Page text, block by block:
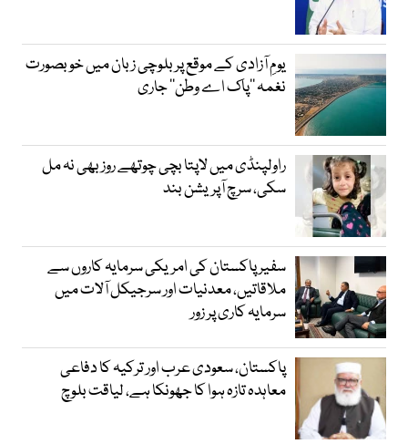
یومِ آزادی کے موقع پر بلوچی زبان میں خوبصورت
نغمہ ’’پاک اے وطن‘‘ جاری
راولپنڈی میں لاپتا بچی چوتھے روز بھی نہ مل
سکی، سرچ آپریشن بند
سفیر پاکستان کی امریکی سرمایہ کاروں سے
ملاقاتیں، معدنیات اور سرجیکل آلات میں
سرمایہ کاری پر زور
پاکستان، سعودی عرب اور ترکیہ کا دفاعی
معاہدہ تازہ ہوا کا جھونکا ہے، لیاقت بلوچ